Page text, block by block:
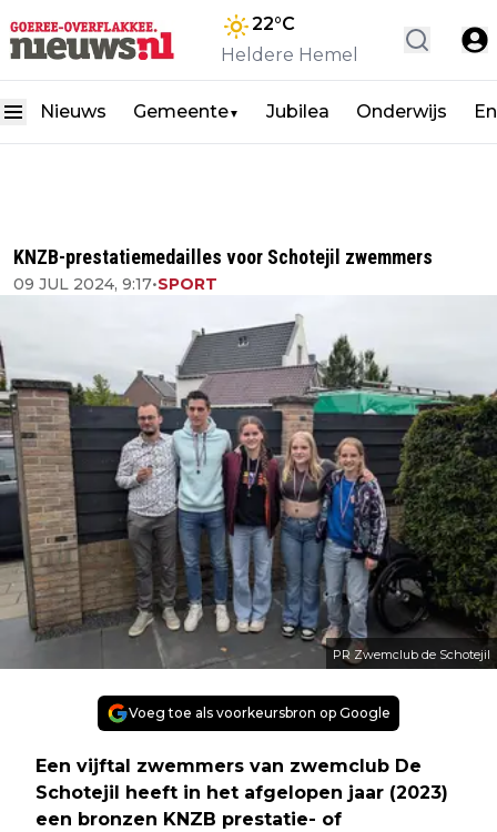
22°C
Heldere Hemel
Nieuws Gemeente▼ Jubilea Onderwijs
KNZB-prestatiemedailles voor Schotejil zwemmers
09 JUL 2024, 9:17•SPORT
PR Zwemclub de Schotejil
Voeg toe als voorkeursbron op Google
Een vijftal zwemmers van zwemclub De
Schotejil heeft in het afgelopen jaar (2023)
een bronzen KNZB prestatie- of